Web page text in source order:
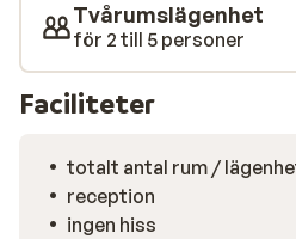
Tvårumslägenhet
för 2 till 5 personer
Faciliteter
totalt antal rum /
reception
ingen hiss